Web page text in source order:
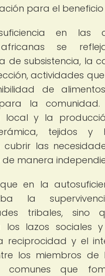
para el
en las
se
de subsistencia, la
actividades
de
la comunidad.
local y la
tejidos y
cubrir las
manera
en la
la
tribales, sino
los lazos sociales
reciprocidad y el
los miembros
comunes que